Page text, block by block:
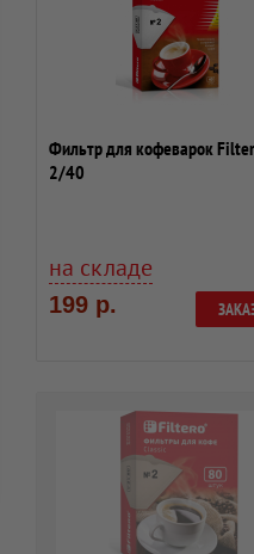
Фильтр для кофеварок
2/40
на складе
199 р.